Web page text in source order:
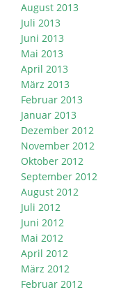
August 2013
Juli 2013
Juni 2013
Mai 2013
April 2013
März 2013
Februar 2013
Januar 2013
Dezember 2012
November 2012
Oktober 2012
September 2012
August 2012
Juli 2012
Juni 2012
Mai 2012
April 2012
März 2012
Februar 2012